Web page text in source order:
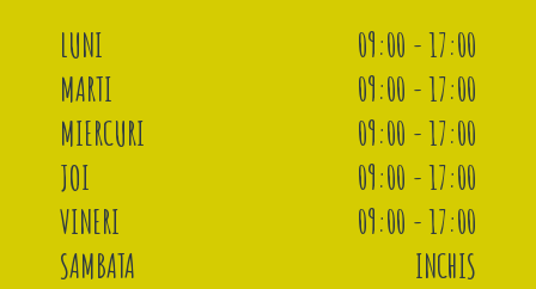
LUNI
09:00 - 17:00
MARTI
09:00 - 17:00
MIERCURI
09:00 - 17:00
JOI
09:00 - 17:00
VINERI
09:00 - 17:00
SAMBATA
INCHIS